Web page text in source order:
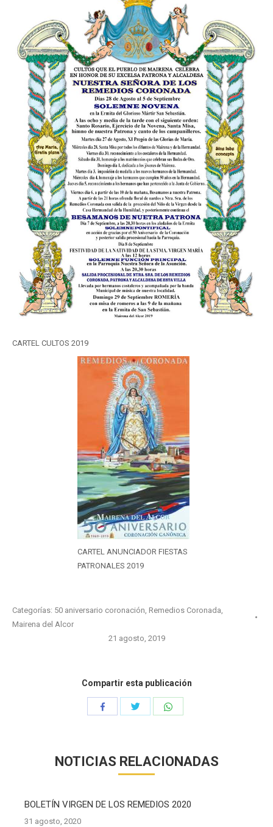
CARTEL CULTOS 2019
CARTEL ANUNCIADOR FIESTAS
PATRONALES 2019
Categorías: 50 aniversario coronación, Remedios Coronada,
Mairena del Alcor
21 agosto, 2019
Compartir esta publicación
CompartirCompartir
NOTICIAS RELACIONADAS
BOLETÍN VIRGEN DE LOS REMEDIOS 2020
31 agosto, 2020